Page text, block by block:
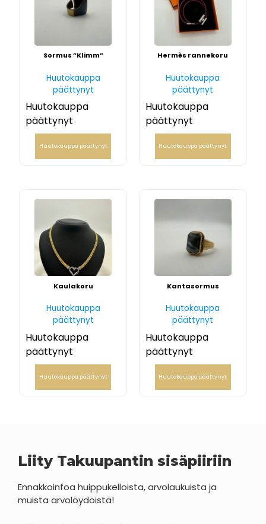
Sormus ”Klimm”
Huutokauppa
päättynyt
Huutokauppa
päättynyt
Huutokauppa päättynyt
Hermès rannekoru
Huutokauppa
päättynyt
Huutokauppa
päättynyt
Huutokauppa päättynyt
Kaulakoru
Huutokauppa
päättynyt
Huutokauppa
päättynyt
Huutokauppa päättynyt
Kantasormus
Huutokauppa
päättynyt
Huutokauppa
päättynyt
Huutokauppa päättynyt
Liity Takuupantin sisäpiiriin
Ennakkoinfoa huippukelloista, arvolaukuista ja
muista arvolöydöistä!